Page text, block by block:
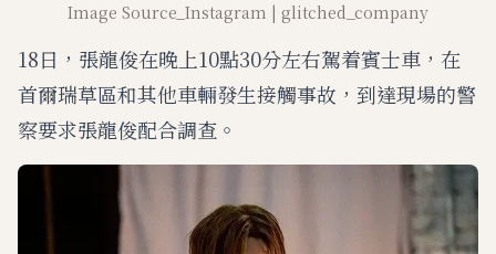
Image Source_Instagram | glitched_company
18日，張龍俊在晚上10點30分左右駕着賓士車，在
首爾瑞草區和其他車輛發生接觸事故，到達現場的警
察要求張龍俊配合調查。